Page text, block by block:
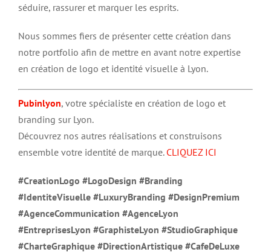
séduire, rassurer et marquer les esprits.
Nous sommes fiers de présenter cette création dans
notre portfolio afin de mettre en avant notre expertise
en création de logo et identité visuelle à Lyon.
Pubinlyon, votre spécialiste en création de logo et
branding sur Lyon.
Découvrez nos autres réalisations et construisons
ensemble votre identité de marque. CLIQUEZ ICI
#CreationLogo #LogoDesign #Branding
#IdentiteVisuelle #LuxuryBranding #DesignPremium
#AgenceCommunication #AgenceLyon
#EntreprisesLyon #GraphisteLyon #StudioGraphique
#CharteGraphique #DirectionArtistique #CafeDeLuxe